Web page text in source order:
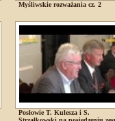
Myśliwskie rozważania cz. 2
Posłowie T. Kulesza i S.